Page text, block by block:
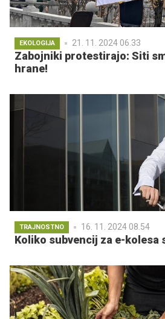
EKOLOGIJA 21. 11. 2024 06.33
Zabojniki protestirajo: Siti
hrane!
TRAJNOSTNO 16. 11. 2024 08.54
Koliko subvencij za e-kolesa